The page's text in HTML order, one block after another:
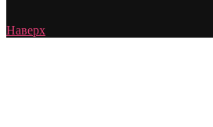
Наверх